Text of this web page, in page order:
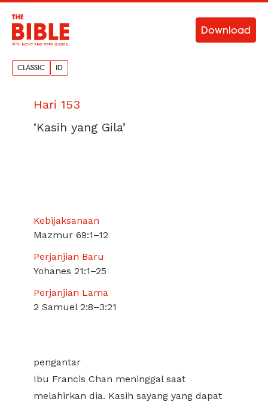
CLASSIC ID
Download
Hari 153
‘Kasih yang Gila’
Kebijaksanaan
Mazmur 69:1–12
Perjanjian Baru
Yohanes 21:1–25
Perjanjian Lama
2 Samuel 2:8–3:21
pengantar
Ibu Francis Chan meninggal saat
melahirkan dia. Kasih sayang yang dapat